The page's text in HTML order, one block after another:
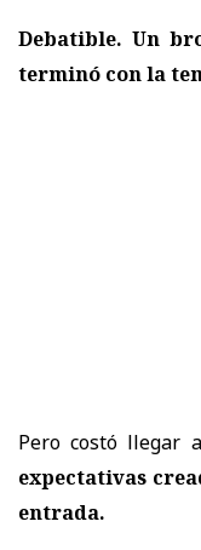
Debatible. Un
terminó con la
Pero costó llegar
expectativas
entrada.